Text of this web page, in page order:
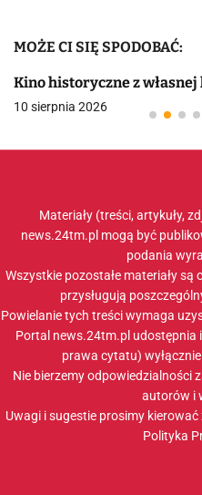
MOŻE CI SIĘ SPODOBAĆ:
Kino historyczne z
10 sierpnia 2026
Materiały (treści, artykuły,
news.24tm.pl mogą być
podania
Wszystkie pozostałe materiały
przysługują
Powielanie tych treści wymaga
Portal news.24tm.pl udostępnia
prawa cytatu)
Nie bierzemy odpowiedzialności
autorów i
Uwagi i sugestie prosimy kierować
Polityka